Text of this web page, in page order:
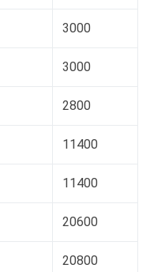
3000
3000
2800
11400
11400
20600
20800